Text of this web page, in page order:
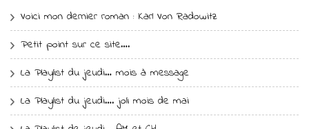
Voici mon dernier roman : Karl Von Radowitz
Petit point sur ce site….
La Playlist du jeudi… mois à message
La Playlist du jeudi…. joli mois de mai